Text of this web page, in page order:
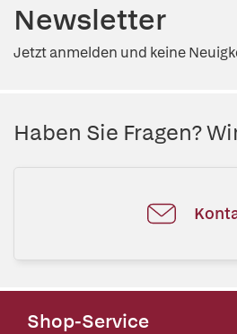
Newsletter
Jetzt anmelden und keine
Haben Sie Fragen?
Shop-Service